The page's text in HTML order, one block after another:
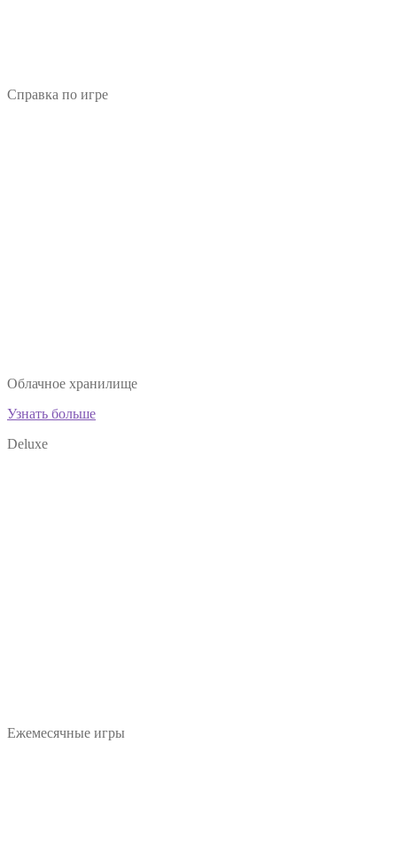
Справка по игре
Облачное хранилище
Узнать больше
Deluxe
Ежемесячные игры